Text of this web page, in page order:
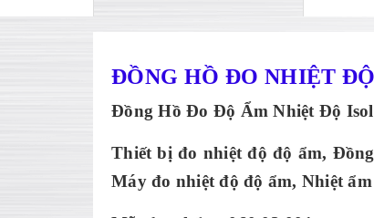
ĐỒNG HỒ ĐO NHIỆT
Đồng Hồ Đo Độ Ẩm Nhiệt Độ
Thiết bị đo nhiệt độ độ ẩm,
Máy đo nhiệt độ độ ẩm, Nhiệt